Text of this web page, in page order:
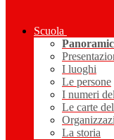
Scuola
I luoghi
Le persone
I numeri
Le carte
La storia